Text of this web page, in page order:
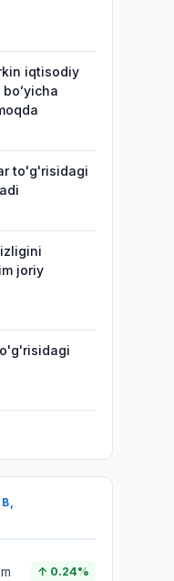
iqtisodiy
to'g'risidagi
joriy
↑ 0.24%